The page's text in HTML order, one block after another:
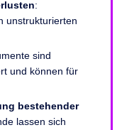
:
unstrukturierten
sind
und können für
bestehender
lassen sich